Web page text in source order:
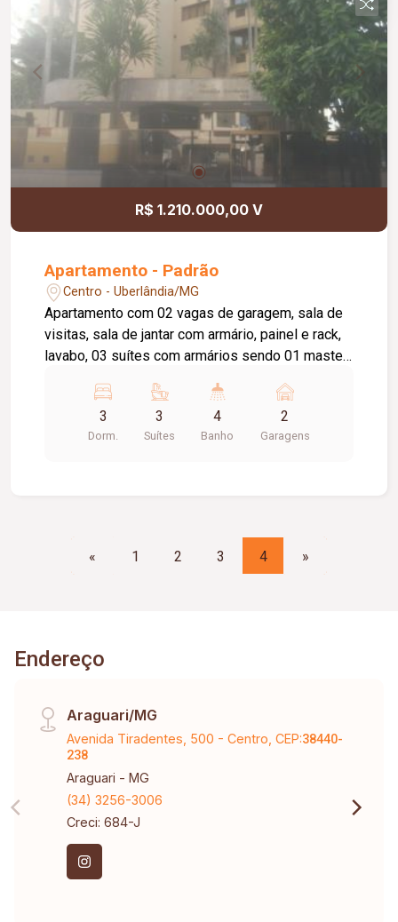
R$ 1.210.000,00 V
Apartamento - Padrão
Centro - Uberlândia/MG
Apartamento com 02 vagas de garagem, sala de
visitas, sala de jantar com armário, painel e rack,
lavabo, 03 suítes com armários sendo 01 master,
porcelanato e tábua corrida.
3
Dorm.
3
Suítes
4
Banho
2
Garagens
« 1 2 3 4 »
Endereço
Araguari/MG
Avenida Tiradentes, 500 - Centro, CEP:38440-
238
Araguari - MG
(34) 3256-3006
Creci: 684-J